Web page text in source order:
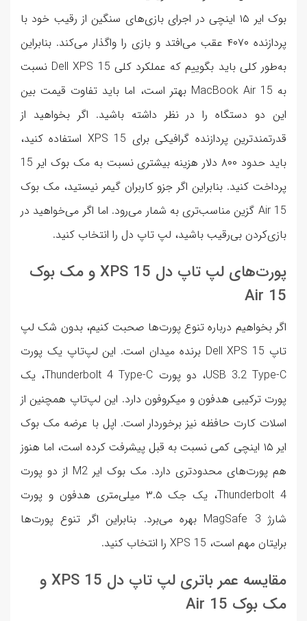
بوک ایر ۱۵ اینچی در اجرای بازی‌های سنگین از رقیب خود با
پردازنده ۴۰۷۰ عقب می‌افتد و بازی را واگذار می‌کند. بنابراین
به‌طور کلی باید بگوییم که عملکرد کلی Dell XPS 15 نسبت
به MacBook Air 15 بهتر است، اما باید تفاوت قیمت بین
این دو دستگاه را در نظر داشته باشید. اگر بخواهید از
قدرتمندترین پردازنده گرافیکی برای XPS 15 استفاده کنید،
باید حدود ۸۰۰ دلار هزینه بیشتری نسبت به مک بوک ایر 15
پرداخت کنید. بنابراین اگر جزو کاربران گیمر نیستید، مک بوک
Air 15 گزین مناسب‌تری به شمار می‌رود. اما اگر می‌خواهید در
بازی‌کردن بی‌رقیب باشید، لپ تاپ دل را انتخاب کنید.
پورت‌های لپ تاپ دل XPS 15 و مک بوک
Air 15
اگر بخواهیم درباره تنوع پورت‌ها صحبت کنیم، بدون شک لپ
تاپ Dell XPS 15 برنده میدان است. این لپ‌تاپ یک پورت
USB 3.2 Type-C، دو پورت Thunderbolt 4 Type-C، یک
پورت ترکیبی هدفون و میکروفون دارد. این لپ‌تاپ همچنین از
اسلات کارت حافظه نیز برخوردار است. اپل با عرضه مک بوک
ایر ۱۵ اینچی کمی نسبت به قبل پیشرفت کرده است، اما هنوز
هم پورت‌های محدودتری دارد. مک بوک ایر M2 از دو پورت
Thunderbolt 4، یک جک ۳.۵ میلی‌متری هدفون و پورت
شارژ MagSafe 3 بهره می‌برد. بنابراین اگر تنوع پورت‌ها
برایتان مهم است، XPS 15 را انتخاب کنید.
مقایسه عمر باتری لپ تاپ دل XPS 15 و
مک بوک Air 15